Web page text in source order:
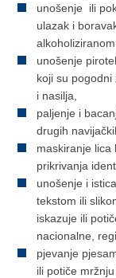
unošenje ili
ulazak i
alkoholiziranom
unošenje
koji su
i nasilja,
paljenje i
drugih
maskiranje lica
prikrivanja
unošenje i
tekstom ili
iskazuje ili
nacionalne,
pjevanje
ili potiče